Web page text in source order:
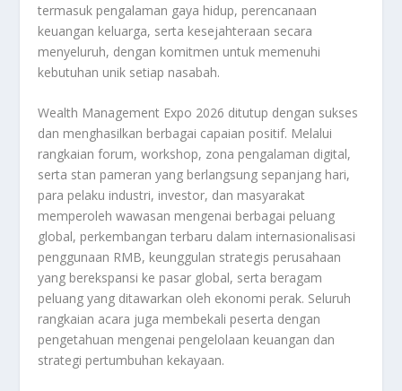
termasuk pengalaman gaya hidup, perencanaan
keuangan keluarga, serta kesejahteraan secara
menyeluruh, dengan komitmen untuk memenuhi
kebutuhan unik setiap nasabah.
Wealth Management Expo 2026 ditutup dengan sukses
dan menghasilkan berbagai capaian positif. Melalui
rangkaian forum, workshop, zona pengalaman digital,
serta stan pameran yang berlangsung sepanjang hari,
para pelaku industri, investor, dan masyarakat
memperoleh wawasan mengenai berbagai peluang
global, perkembangan terbaru dalam internasionalisasi
penggunaan RMB, keunggulan strategis perusahaan
yang berekspansi ke pasar global, serta beragam
peluang yang ditawarkan oleh ekonomi perak. Seluruh
rangkaian acara juga membekali peserta dengan
pengetahuan mengenai pengelolaan keuangan dan
strategi pertumbuhan kekayaan.